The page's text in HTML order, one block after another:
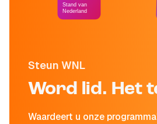
Steun WNL
Word lid. Het
Waardeert u onze
Stand van
Nederland